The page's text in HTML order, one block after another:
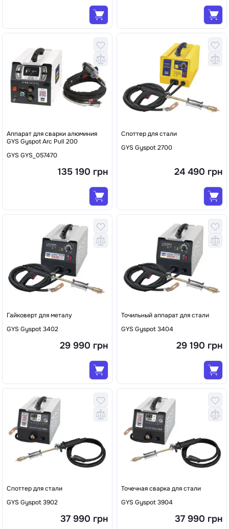
Аппарат для сварки алюминия
GYS Gyspot Arc Pull 200
GYS GYS_057470
135 190 грн
Споттер для стали
GYS Gyspot 2700
24 490 грн
Гайковерт для металу
GYS Gyspot 3402
29 990 грн
Точильный аппарат для стали
GYS Gyspot 3404
29 190 грн
Споттер для стали
GYS Gyspot 3902
37 990 грн
Точечная сварка для стали
GYS Gyspot 3904
37 990 грн